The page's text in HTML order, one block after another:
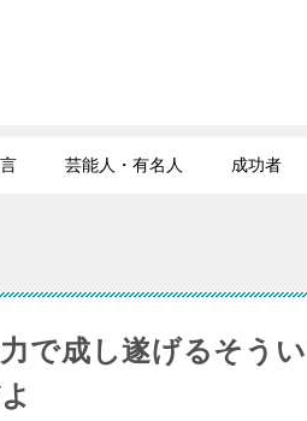
芸能人・有名人 成功者
で成し遂げるそう